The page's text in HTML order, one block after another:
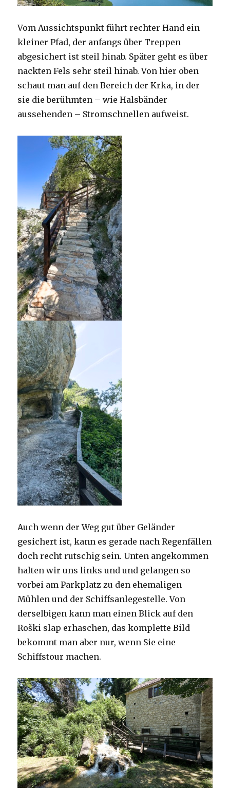
Vom Aussichtspunkt führt rechter Hand ein
kleiner Pfad, der anfangs über Treppen
abgesichert ist steil hinab. Später geht es über
nackten Fels sehr steil hinab. Von hier oben
schaut man auf den Bereich der Krka, in der
sie die berühmten – wie Halsbänder
aussehenden – Stromschnellen aufweist.
Auch wenn der Weg gut über Geländer
gesichert ist, kann es gerade nach Regenfällen
doch recht rutschig sein. Unten angekommen
halten wir uns links und und gelangen so
vorbei am Parkplatz zu den ehemaligen
Mühlen und der Schiffsanlegestelle. Von
derselbigen kann man einen Blick auf den
Roški slap erhaschen, das komplette Bild
bekommt man aber nur, wenn Sie eine
Schiffstour machen.